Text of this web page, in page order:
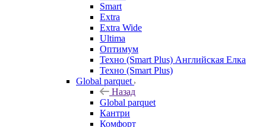
Smart
Extra
Extra Wide
Ultima
Оптимум
Техно (Smart Plus) Английская Елка
Техно (Smart Plus)
Global parquet
Назад
Global parquet
Кантри
Комфорт